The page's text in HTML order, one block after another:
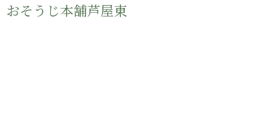
おそうじ本舗芦屋東